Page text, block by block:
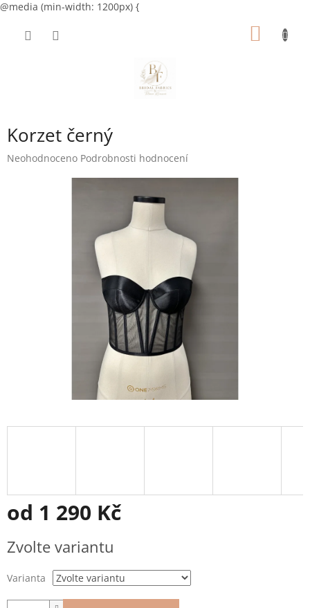
@media (min-width: 1200px) {
Korzet černý
Průměrné
Neohodnoceno Podrobnosti hodnocení
od 1 290 Kč
cena:
Zvolte variantu
Varianta